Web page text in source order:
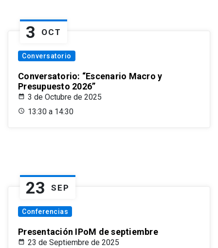
3 OCT
Conversatorio
Conversatorio: “Escenario Macro y
Presupuesto 2026”
3 de Octubre de 2025
13:30 a 14:30
23 SEP
Conferencias
Presentación IPoM de septiembre
23 de Septiembre de 2025